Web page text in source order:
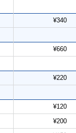
¥340
¥660
¥220
¥120
¥200